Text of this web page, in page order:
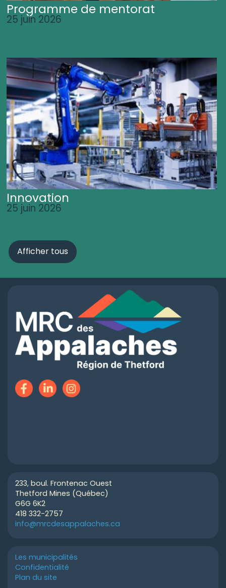
Programme de mentorat
25 juin 2026
Innovation
25 juin 2026
Afficher tous
233, boul. Frontenac Ouest
Thetford Mines (Québec)
G6G 6K2
418 332-2757
info@mrcdesappalaches.ca
Les municipalités
Confidentialité
Plan du site